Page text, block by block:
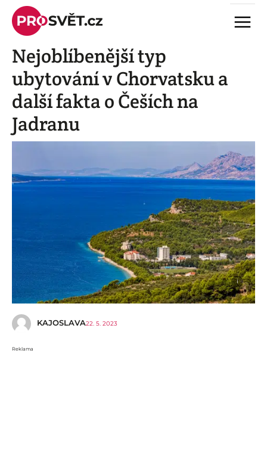
Skip
content
Menu
Nejoblíbenější typ
ubytování v Chorvatsku a
další fakta o Češích na
Jadranu
i
KAJOSLAVA22. 5. 2023
Reklama